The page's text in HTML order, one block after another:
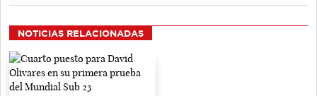
NOTICIAS RELACIONADAS